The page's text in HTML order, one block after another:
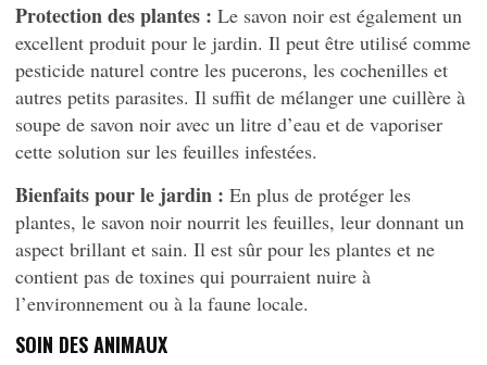
Protection des plantes : Le savon noir est également un
excellent produit pour le jardin. Il peut être utilisé comme
pesticide naturel contre les pucerons, les cochenilles et
autres petits parasites. Il suffit de mélanger une cuillère à
soupe de savon noir avec un litre d’eau et de vaporiser
cette solution sur les feuilles infestées.
Bienfaits pour le jardin : En plus de protéger les
plantes, le savon noir nourrit les feuilles, leur donnant un
aspect brillant et sain. Il est sûr pour les plantes et ne
contient pas de toxines qui pourraient nuire à
l’environnement ou à la faune locale.
SOIN DES ANIMAUX